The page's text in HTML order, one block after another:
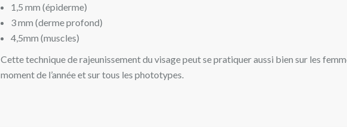
1,5 mm (épiderme)
3 mm (derme profond)
4,5mm (muscles)
Cette technique de rajeunissement du visage peut se pratiquer aussi bien sur les
moment de l’année et sur tous les phototypes.